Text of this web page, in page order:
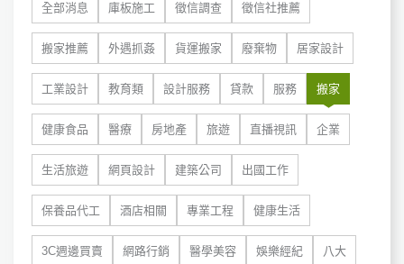
全部消息 庫板施工 徵信調查 徵信社推薦
搬家推薦 外遇抓姦 貨運搬家 廢棄物 居家設計
工業設計 教育類 設計服務 貸款 服務 搬家
健康食品 醫療 房地產 旅遊 直播視訊 企業
生活旅遊 網頁設計 建築公司 出國工作
保養品代工 酒店相關 專業工程 健康生活
3C週邊買賣 網路行銷 醫學美容 娛樂經紀 八大